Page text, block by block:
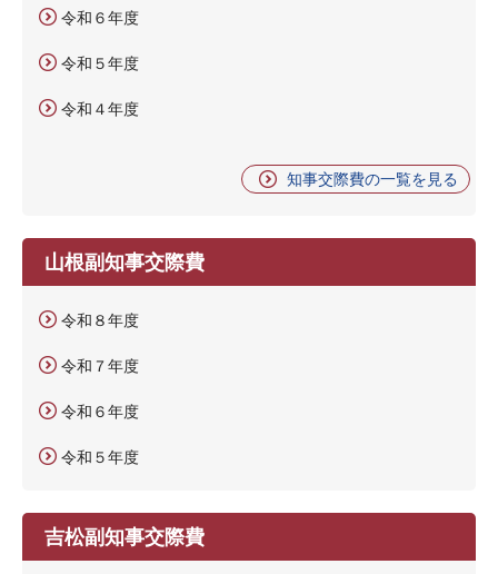
令和６年度
令和５年度
令和４年度
知事交際費の一覧を見る
山根副知事交際費
令和８年度
令和７年度
令和６年度
令和５年度
吉松副知事交際費